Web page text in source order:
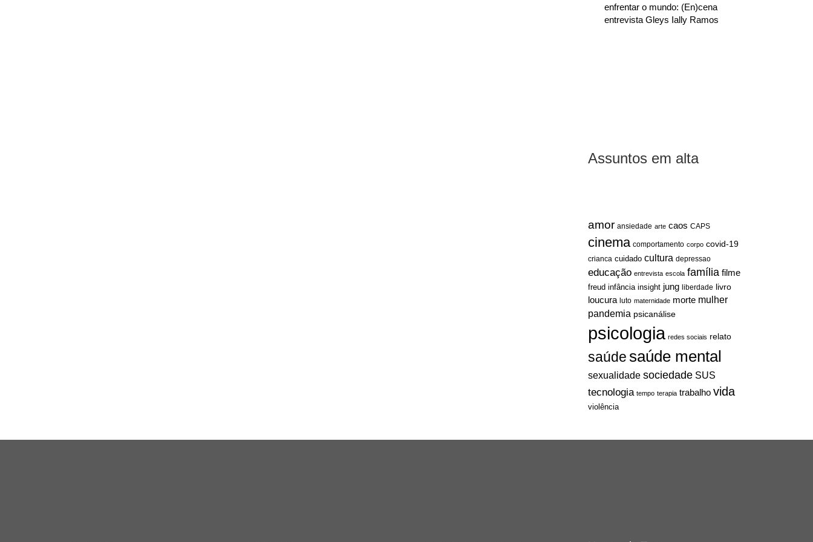
enfrentar o mundo: (En)cena
entrevista Gleys Ially Ramos
Assuntos em alta
amor ansiedade arte caos CAPS
cinema comportamento corpo covid-19
crianca cuidado cultura depressao
educação entrevista escola família filme
freud infância insight jung liberdade livro
loucura luto maternidade morte mulher
pandemia psicanálise
psicologia redes sociais relato
saúdesaúde mental
sexualidade sociedade SUS
tecnologia tempo terapia trabalho vida
violência